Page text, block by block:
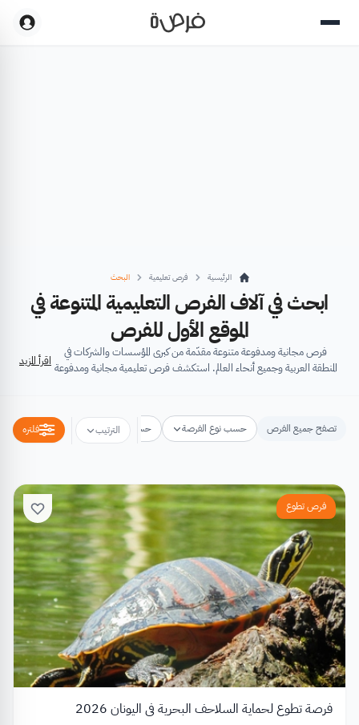
الرئيسية فرص تعليمية البحث
ابحث في آلاف الفرص التعليمية المتنوعة في
الموقع الأول للفرص
فرص مجانية ومدفوعة متنوعة مقدّمة من كبرى المؤسسات والشركات في
المنطقة العربية وجميع أنحاء العالم. استكشف فرص تعليمية مجانية ومدفوعة
الخبرات وبناء القدرات.
اقرأ المزيد
تصفح جميع الفرص حسب نوع الفرصة حسب مكان الفرصة حسب الترتيب فلتره
فرص تطوع
فرصة تطوع لحماية السلاحف البحرية في اليونان 2026